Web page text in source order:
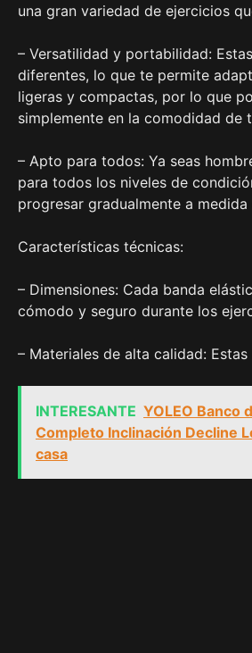
una gran variedad de ejercicios
– Versatilidad y portabilidad:
diferentes, lo que te permite
ligeras y compactas, por lo que
simplemente en la comodidad de
– Apto para todos: Ya seas
para todos los niveles de
progresar gradualmente a
Características técnicas:
– Dimensiones: Cada banda
cómodo y seguro durante los
– Materiales de alta calidad:
INTERESANTE YOLEO Banco
Completo Inclinación Decline
casa